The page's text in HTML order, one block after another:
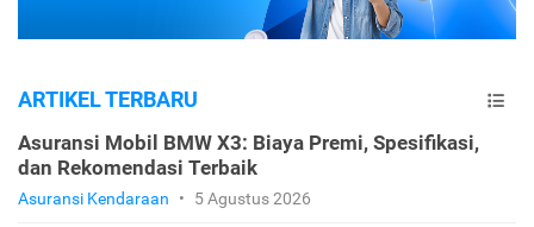
ARTIKEL TERBARU
Asuransi Mobil BMW X3: Biaya Premi, Spesifikasi,
dan Rekomendasi Terbaik
Asuransi Kendaraan • 5 Agustus 2026